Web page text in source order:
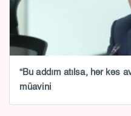
“Bu addım atılsa, hər kəs
müavini